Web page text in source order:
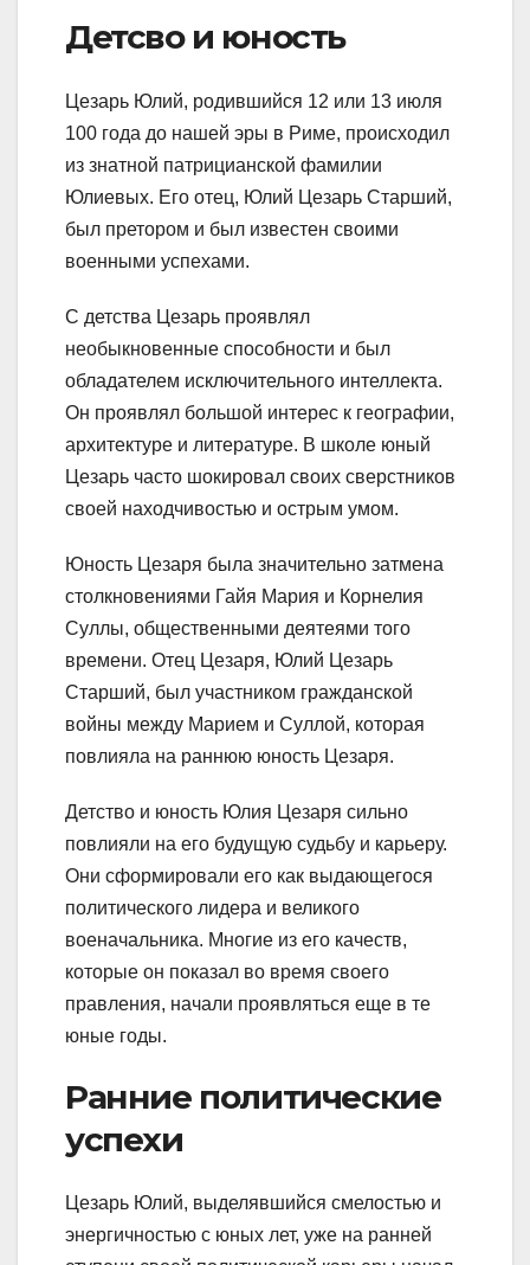
Детсво и юность
Цезарь Юлий, родившийся 12 или 13 июля
100 года до нашей эры в Риме, происходил
из знатной патрицианской фамилии
Юлиевых. Его отец, Юлий Цезарь Старший,
был претором и был известен своими
военными успехами.
С детства Цезарь проявлял
необыкновенные способности и был
обладателем исключительного интеллекта.
Он проявлял большой интерес к географии,
архитектуре и литературе. В школе юный
Цезарь часто шокировал своих сверстников
своей находчивостью и острым умом.
Юность Цезаря была значительно затмена
столкновениями Гайя Мария и Корнелия
Суллы, общественными деятеями того
времени. Отец Цезаря, Юлий Цезарь
Старший, был участником гражданской
войны между Марием и Суллой, которая
повлияла на раннюю юность Цезаря.
Детство и юность Юлия Цезаря сильно
повлияли на его будущую судьбу и карьеру.
Они сформировали его как выдающегося
политического лидера и великого
военачальника. Многие из его качеств,
которые он показал во время своего
правления, начали проявляться еще в те
юные годы.
Ранние политические
успехи
Цезарь Юлий, выделявшийся смелостью и
энергичностью с юных лет, уже на ранней